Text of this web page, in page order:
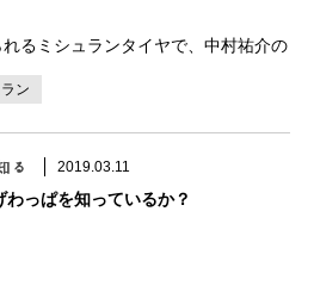
るミシュランタイヤで、中村祐介の
連載がはじまりました。エピキュー
道楽とかを意味します。第一回は、
ン
2019.03.11
わっぱを知っているか？